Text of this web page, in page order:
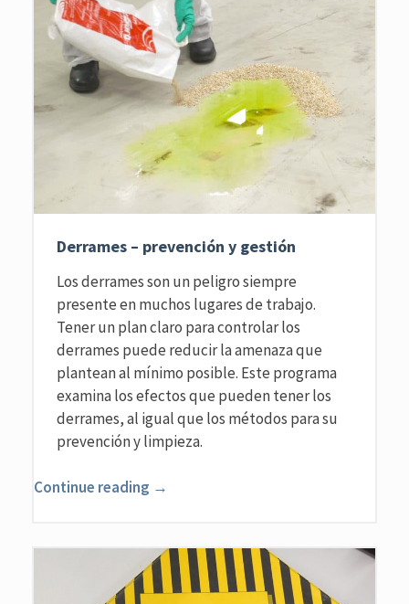
Derrames – prevención y gestión
Los derrames son un peligro siempre
presente en muchos lugares de trabajo.
Tener un plan claro para controlar los
derrames puede reducir la amenaza que
plantean al mínimo posible. Este programa
examina los efectos que pueden tener los
derrames, al igual que los métodos para su
prevención y limpieza.
Continue reading →